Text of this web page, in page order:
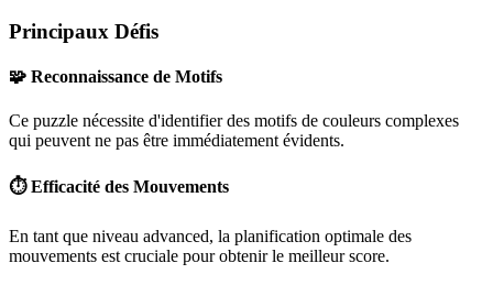
Principaux Défis
🧩 Reconnaissance de Motifs
Ce puzzle nécessite d'identifier des motifs de couleurs complexes
qui peuvent ne pas être immédiatement évidents.
⏱️ Efficacité des Mouvements
En tant que niveau advanced, la planification optimale des
mouvements est cruciale pour obtenir le meilleur score.